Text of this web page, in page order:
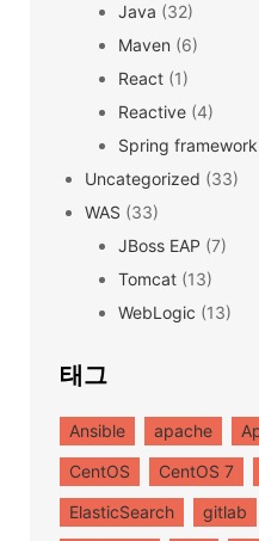
Java (32)
Maven (6)
React (1)
Reactive (4)
Spring framework
Uncategorized (33)
WAS (33)
JBoss EAP (7)
Tomcat (13)
WebLogic (13)
태그
Ansible apache
CentOS
CentOS 7
ElasticSearch
gitlab